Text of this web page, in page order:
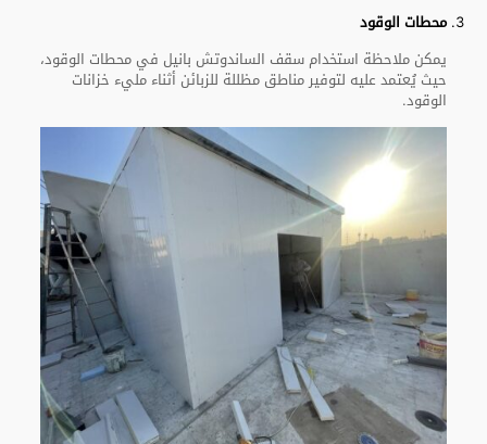
محطات الوقود
يمكن ملاحظة استخدام سقف الساندوتش بانيل في محطات الوقود،
حيث يُعتمد عليه لتوفير مناطق مظللة للزبائن أثناء مليء خزانات
الوقود.